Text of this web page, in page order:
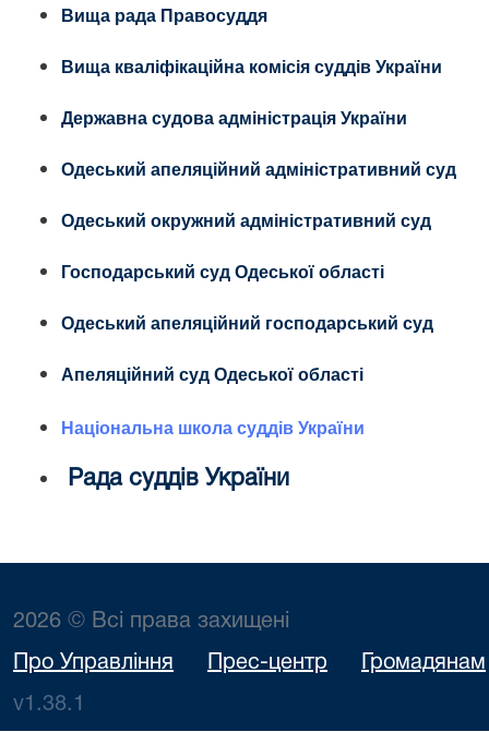
Вища рада Правосуддя
Вища кваліфікаційна комісія суддів України
Державна судова адміністрація України
Одеський апеляційний адміністративний суд
Одеський окружний адміністративний суд
Господарський суд Одеської області
Одеський апеляційний господарський суд
Апеляційний суд Одеської області
Національна школа суддів України
Рада суддів України
2026 © Всі права захищені
Про Управління Прес-центр Громадянам
v1.38.1